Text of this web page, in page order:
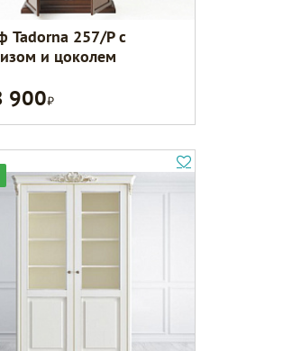
Tadorna 257/Р с
и цоколем
900Р